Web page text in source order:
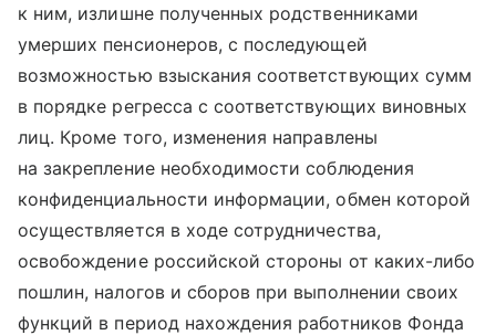
к ним, излишне полученных родственниками
умерших пенсионеров, с последующей
возможностью взыскания соответствующих сумм
в порядке регресса с соответствующих виновных
лиц. Кроме того, изменения направлены
на закрепление необходимости соблюдения
конфиденциальности информации, обмен которой
осуществляется в ходе сотрудничества,
освобождение российской стороны от каких-либо
пошлин, налогов и сборов при выполнении своих
функций в период нахождения работников Фонда